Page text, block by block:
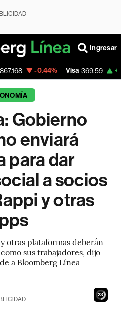
Ingresar
Visa 369.59 +1.07%
Gobierno
enviará
para dar
a socios
y otras
otras plataformas deberán
sus trabajadores, dijo
a Bloomberg Línea
21